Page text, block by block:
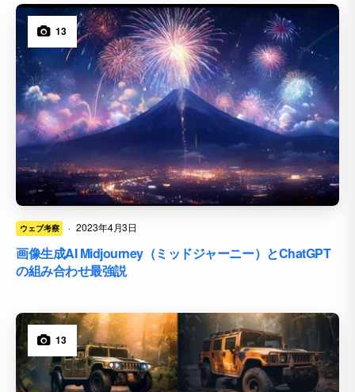
13
ウェブ考察 · 2023年4月3日
画像生成AI Midjourney（ミッドジャーニー）とChatGPT
の組み合わせ最強説
13